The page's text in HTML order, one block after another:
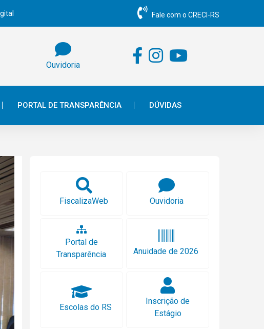
Fale com o CRECI-RS
Ouvidoria
PORTAL DE TRANSPARÊNCIA DÚVIDAS
FiscalizaWeb Ouvidoria
Portal de
Transparência
Anuidade de 2026
Escolas do RS
Inscrição de
Estágio